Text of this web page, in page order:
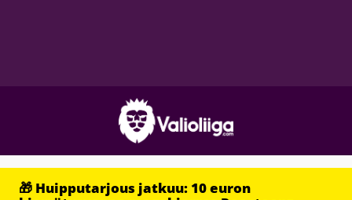
🎁 Huipputarjous jatkuu: 10 euron